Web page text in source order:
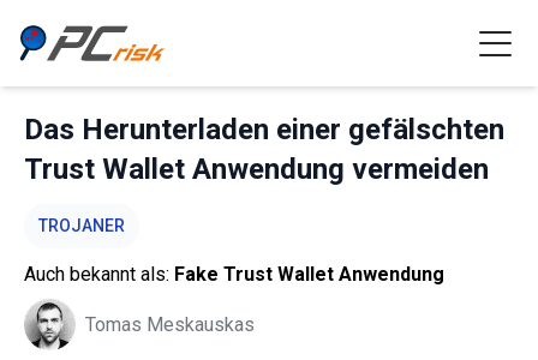
Das Herunterladen einer gefälschten
Trust Wallet Anwendung vermeiden
TROJANER
Auch bekannt als: Fake Trust Wallet Anwendung
Tomas Meskauskas